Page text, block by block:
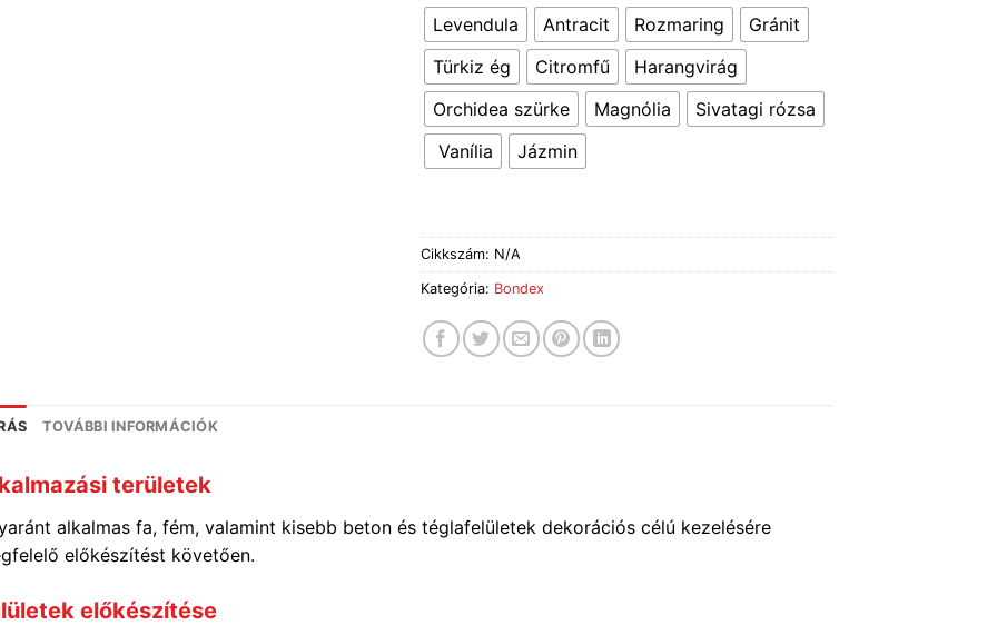
Levendula Antracit Rozmaring
Gránit
Türkiz ég
Citromfű
Harangvirág
Orchidea szürke
Magnólia
Sivatagi rózsa
Vanília
Jázmin
Cikkszám: N/A
Kategória: Bondex
TOVÁBBI INFORMÁCIÓK
területek
alkalmas fa, fém, valamint kisebb beton és téglafelületek dekorációs célú kezelésére
előkészítést követően.
előkészítése